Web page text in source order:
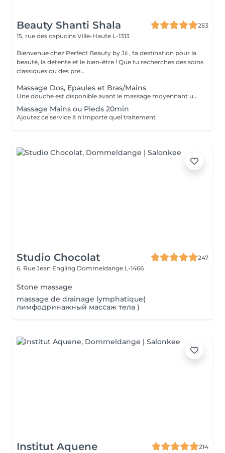
Beauty Shanti Shala
253
15, rue des capucins Ville-Haute L-1313
Bienvenue chez Perfect Beauty by Jil , ta destination pour la
beauté, la détente et le bien-être ! Que tu recherches des soins
classiques ou des pre...
Massage Dos, Epaules et Bras/Mains
Une douche est disponible avant le massage moyennant un supplément de 15 €. Nous vous prions donc de vous doucher chez vous ou si nous constatons que vous n'avez pas pris de douche, nous serons contraints de vous facturer 15 €. Merci de votre compréhension. Les massages sont effectués avec une pression suffisante et une attention aux détails, en veillant à ne pas oublier des zones telles que les genoux et les coudes.
Massage Mains ou Pieds 20min
Ajoutez ce service ä n'importe quel traitement
Studio Chocolat
247
6, Rue Jean Engling Dommeldange L-1466
Stone massage
massage de drainage lymphatique(
лимфодринажный массаж тела )
Institut Aquene
214